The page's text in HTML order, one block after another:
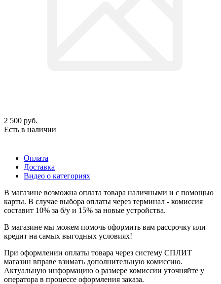
2 500 руб.
Есть в наличии
Оплата
Доставка
Видео о категориях
В магазине возможна оплата товара наличными и с помощью
карты. В случае выбора оплаты через терминал - комиссия
составит 10% за б/у и 15% за новые устройства.
В магазине мы можем помочь оформить вам рассрочку или
кредит на самых выгодных условиях!
При оформлении оплаты товара через систему СПЛИТ
магазин вправе взимать дополнительную комиссию.
Актуальную информацию о размере комиссии уточняйте у
оператора в процессе оформления заказа.